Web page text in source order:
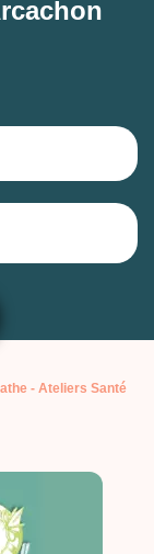
-Ateliers Santé